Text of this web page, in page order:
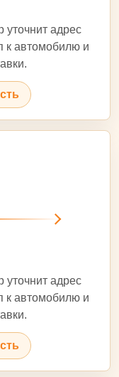
уточнит адрес
к автомобилю и
уточнит адрес
к автомобилю и